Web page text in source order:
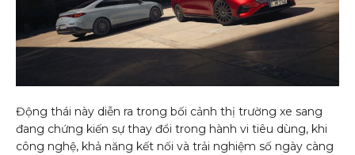
Động thái này diễn ra trong bối cảnh thị trường xe sang
đang chứng kiến sự thay đổi trong hành vi tiêu dùng, khi
công nghệ, khả năng kết nối và trải nghiệm số ngày càng